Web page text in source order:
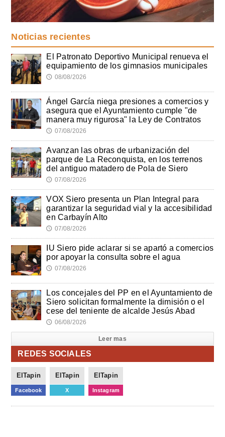
Noticias recientes
El Patronato Deportivo Municipal renueva el
equipamiento de los gimnasios municipales
🕔 08/08/2026
Ángel García niega presiones a comercios y
asegura que el Ayuntamiento cumple "de
manera muy rigurosa" la Ley de Contratos
🕔 07/08/2026
Avanzan las obras de urbanización del
parque de La Reconquista, en los terrenos
del antiguo matadero de Pola de Siero
🕔 07/08/2026
VOX Siero presenta un Plan Integral para
garantizar la seguridad vial y la accesibilidad
en Carbayín Alto
🕔 07/08/2026
IU Siero pide aclarar si se apartó a comercios
por apoyar la consulta sobre el agua
🕔 07/08/2026
Los concejales del PP en el Ayuntamiento de
Siero solicitan formalmente la dimisión o el
cese del teniente de alcalde Jesús Abad
🕔 06/08/2026
Leer mas
REDES SOCIALES
ElTapin
Facebook
ElTapin
X
ElTapin
Instagram